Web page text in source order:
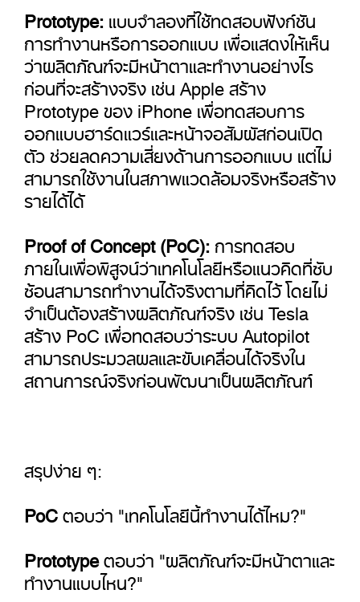
Prototype:แบบจำลองที่ใช้ทดสอบฟังก์ชัน
การทำงานหรือการออกแบบ เพื่อแสดงให้เห็น
ว่าผลิตภัณฑ์จะมีหน้าตาและทำงานอย่างไร
ก่อนที่จะสร้างจริง เช่น Apple สร้าง
Prototype ของ iPhone เพื่อทดสอบการ
ออกแบบฮาร์ดแวร์และหน้าจอสัมผัสก่อนเปิด
ตัว ช่วยลดความเสี่ยงด้านการออกแบบ แต่ไม่
สามารถใช้งานในสภาพแวดล้อมจริงหรือสร้าง
รายได้ได้
Proof of Concept (PoC):การทดสอบ
ภายในเพื่อพิสูจน์ว่าเทคโนโลยีหรือแนวคิดที่ซับ
ซ้อนสามารถทำงานได้จริงตามที่คิดไว้ โดยไม่
จำเป็นต้องสร้างผลิตภัณฑ์จริง เช่น Tesla
สร้าง PoC เพื่อทดสอบว่าระบบ Autopilot
สามารถประมวลผลและขับเคลื่อนได้จริงใน
สถานการณ์จริงก่อนพัฒนาเป็นผลิตภัณฑ์
สรุปง่าย ๆ:
PoCตอบว่า "เทคโนโลยีนี้ทำงานได้ไหม?"
Prototypeตอบว่า "ผลิตภัณฑ์จะมีหน้าตาและ
ทำงานแบบไหน?"